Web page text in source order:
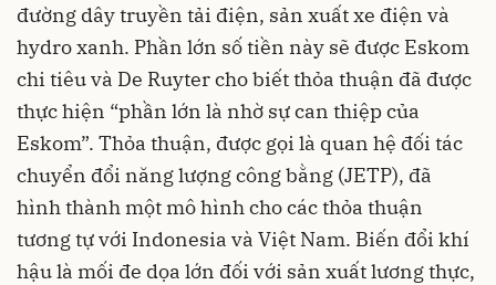
đường dây truyền tải điện, sản xuất xe điện và
hydro xanh. Phần lớn số tiền này sẽ được Eskom
chi tiêu và De Ruyter cho biết thỏa thuận đã được
thực hiện “phần lớn là nhờ sự can thiệp của
Eskom”. Thỏa thuận, được gọi là quan hệ đối tác
chuyển đổi năng lượng công bằng (JETP), đã
hình thành một mô hình cho các thỏa thuận
tương tự với Indonesia và Việt Nam. Biến đổi khí
hậu là mối đe dọa lớn đối với sản xuất lương thực,